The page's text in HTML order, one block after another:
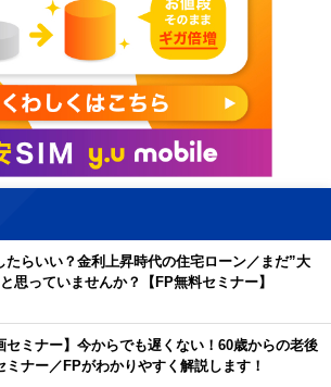
たらいい？金利上昇時代の住宅ローン／まだ”大
思っていませんか？【FP無料セミナー】
セミナー】今からでも遅くない！60歳からの老後
ミナー／FPがわかりやすく解説します！